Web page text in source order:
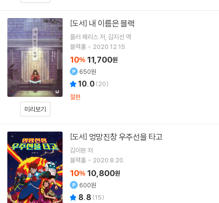
미리보기
[도서] 내 이름은 블랙
플러 페리스 저 김지선 역
블랙홀
2020.12.15.
10% 11,700원
650원
10.0 (20)
절판
[도서] 엉망진창 우주선을 타고
김이환저
블랙홀
2020.8.20.
10% 10,800원
600원
8.8 (15)